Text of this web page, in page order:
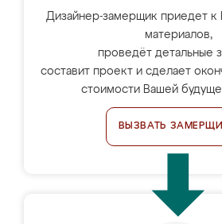
Дизайнер-замерщик приедет к
материалов,
проведёт детальные
составит проект и сделает
стоимости Вашей
ВЫЗВАТЬ